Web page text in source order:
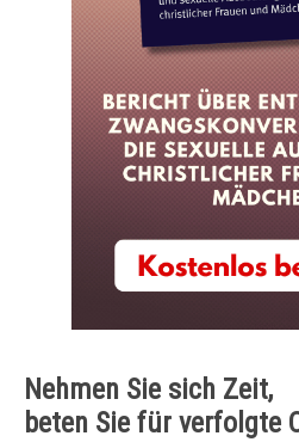
Nehmen Sie sich Zeit,
beten Sie für verfolgte